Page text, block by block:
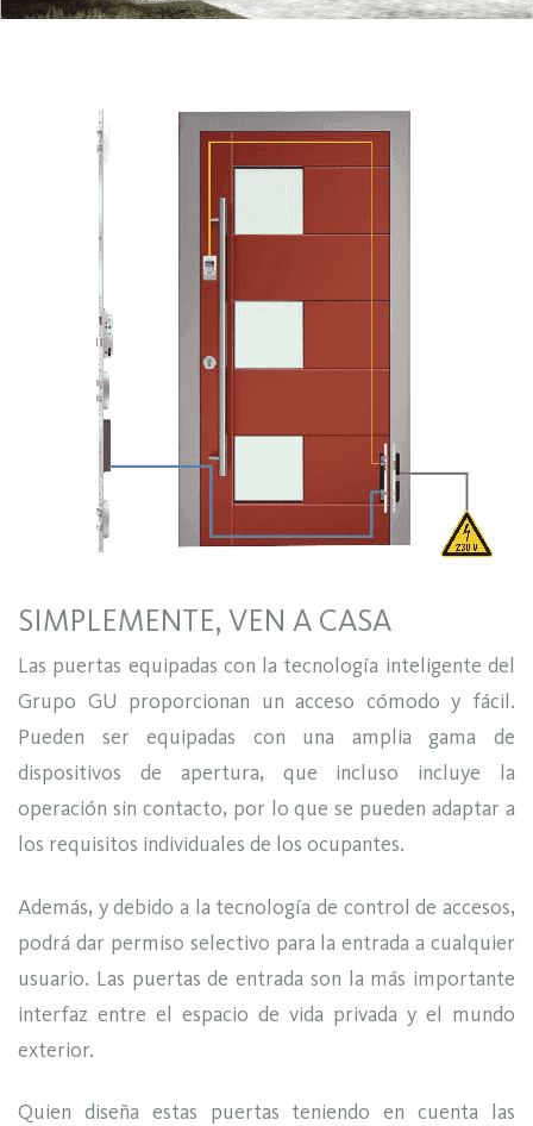
SIMPLEMENTE, VEN A CASA
Las puertas equipadas con la tecnología inteligente del
Grupo GU proporcionan un acceso cómodo y fácil.
Pueden ser equipadas con una amplia gama de
dispositivos de apertura, que incluso incluye la
operación sin contacto, por lo que se pueden adaptar a
los requisitos individuales de los ocupantes.
Además, y debido a la tecnología de control de accesos,
podrá dar permiso selectivo para la entrada a cualquier
usuario. Las puertas de entrada son la más importante
interfaz entre el espacio de vida privada y el mundo
exterior.
Quien diseña estas puertas teniendo en cuenta las